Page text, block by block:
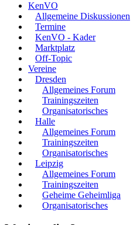
KenVO
Allgemeine Diskussionen
Termine
KenVO - Kader
Marktplatz
Off-Topic
Vereine
Dresden
Allgemeines Forum
Trainingszeiten
Organisatorisches
Halle
Allgemeines Forum
Trainingszeiten
Organisatorisches
Leipzig
Allgemeines Forum
Trainingszeiten
Geheime Geheimliga
Organisatorisches